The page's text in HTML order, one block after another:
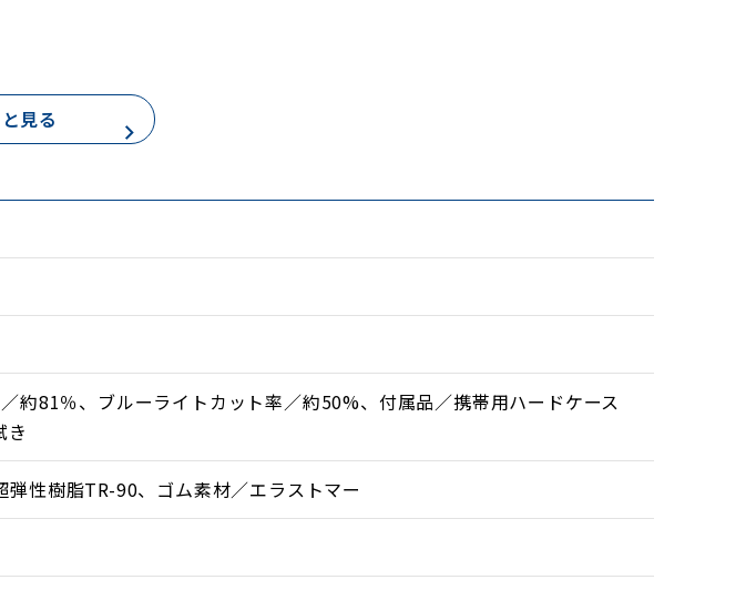
見る
約81％、ブルーライトカット率／約50%、付属品／携帯用ハードケース
き
性樹脂TR-90、ゴム素材／エラストマー